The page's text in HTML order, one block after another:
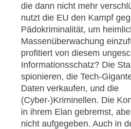
die dann nicht mehr
nutzt die EU den Kampf
Pädokriminalität, um
Massenüberwachung
profitiert von diesem
Informationsschatz? Die
spionieren, die Tech-
Daten verkaufen, und die
(Cyber-)Kriminellen. Die
in ihrem Elan gebremst,
nicht aufgegeben. Auch in